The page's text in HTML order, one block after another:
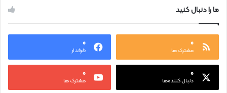
ما را دنبال کنید
۰
مشترک ها
۰
طرفدار
۰
دنبال کننده‌ها
۰
مشترک ها